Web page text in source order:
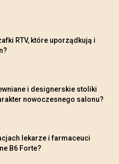
RTV, które uporządkują i
i designerskie stoliki
nowoczesnego salonu?
lekarze i farmaceuci
B6 Forte?